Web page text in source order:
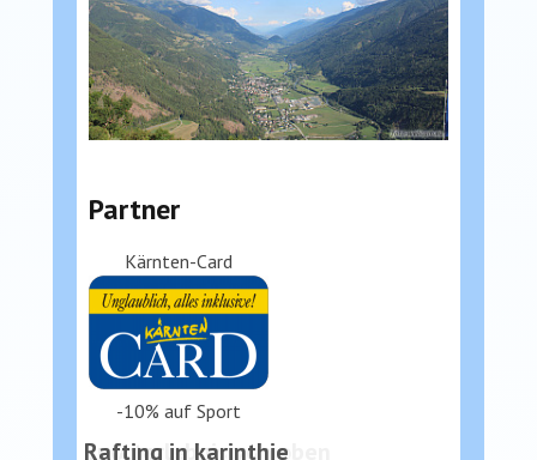
Sporterlebnis von oben
Rafting in karinthie
Rafting in karinthie
Partner
Kärnten-Card
-10% auf Sport